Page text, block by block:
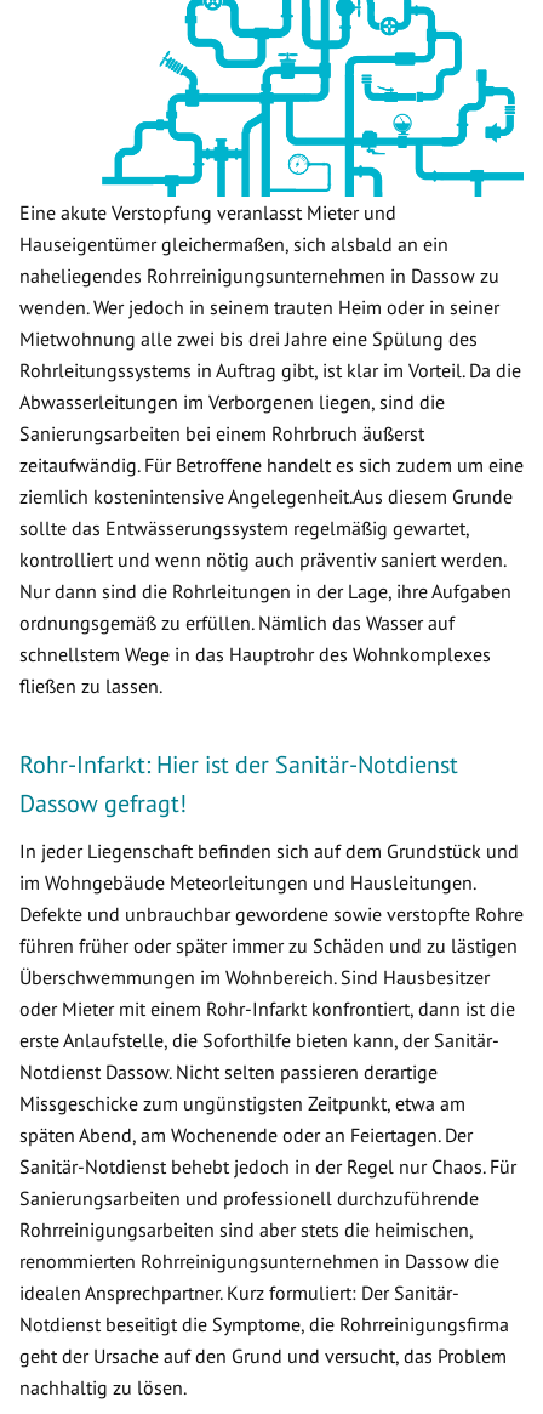
Eine akute Verstopfung veranlasst Mieter und
Hauseigentümer gleichermaßen, sich alsbald an ein
naheliegendes Rohrreinigungsunternehmen in Dassow zu
wenden. Wer jedoch in seinem trauten Heim oder in seiner
Mietwohnung alle zwei bis drei Jahre eine Spülung des
Rohrleitungssystems in Auftrag gibt, ist klar im Vorteil. Da die
Abwasserleitungen im Verborgenen liegen, sind die
Sanierungsarbeiten bei einem Rohrbruch äußerst
zeitaufwändig. Für Betroffene handelt es sich zudem um eine
ziemlich kostenintensive Angelegenheit.Aus diesem Grunde
sollte das Entwässerungssystem regelmäßig gewartet,
kontrolliert und wenn nötig auch präventiv saniert werden.
Nur dann sind die Rohrleitungen in der Lage, ihre Aufgaben
ordnungsgemäß zu erfüllen. Nämlich das Wasser auf
schnellstem Wege in das Hauptrohr des Wohnkomplexes
fließen zu lassen.
Rohr-Infarkt: Hier ist der Sanitär-Notdienst
Dassow gefragt!
In jeder Liegenschaft befinden sich auf dem Grundstück und
im Wohngebäude Meteorleitungen und Hausleitungen.
Defekte und unbrauchbar gewordene sowie verstopfte Rohre
führen früher oder später immer zu Schäden und zu lästigen
Überschwemmungen im Wohnbereich. Sind Hausbesitzer
oder Mieter mit einem Rohr-Infarkt konfrontiert, dann ist die
erste Anlaufstelle, die Soforthilfe bieten kann, der Sanitär-
Notdienst Dassow. Nicht selten passieren derartige
Missgeschicke zum ungünstigsten Zeitpunkt, etwa am
späten Abend, am Wochenende oder an Feiertagen. Der
Sanitär-Notdienst behebt jedoch in der Regel nur Chaos. Für
Sanierungsarbeiten und professionell durchzuführende
Rohrreinigungsarbeiten sind aber stets die heimischen,
renommierten Rohrreinigungsunternehmen in Dassow die
idealen Ansprechpartner. Kurz formuliert: Der Sanitär-
Notdienst beseitigt die Symptome, die Rohrreinigungsfirma
geht der Ursache auf den Grund und versucht, das Problem
nachhaltig zu lösen.